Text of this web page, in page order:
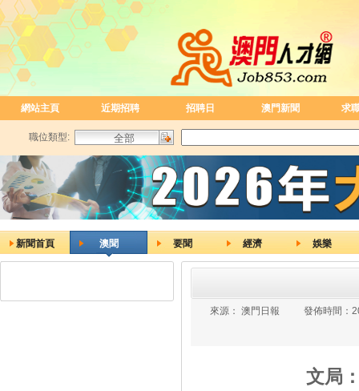
網站主頁 近期招聘 招聘日 澳門新聞 求
職位類型:
新聞首頁 澳聞 要聞 經濟 娛樂
來源： 澳門日報 發佈時間：
文局